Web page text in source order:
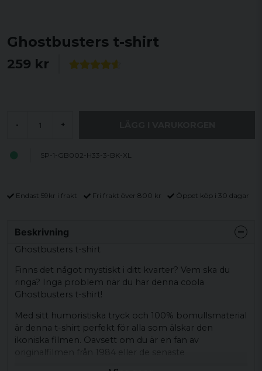
Ghostbusters t-shirt
259 kr
- +
SP-1-GB002-H33-3-BK-XL
Endast 59kr i frakt Fri frakt över 800 kr Öppet köp i 30 dagar
Beskrivning
Ghostbusters t-shirt
Finns det något mystiskt i ditt kvarter? Vem ska du
ringa? Inga problem när du har denna coola
Ghostbusters t-shirt!
Med sitt humoristiska tryck och 100% bomullsmaterial
är denna t-shirt perfekt för alla som älskar den
ikoniska filmen. Oavsett om du är en fan av
originalfilmen från 1984 eller de senaste